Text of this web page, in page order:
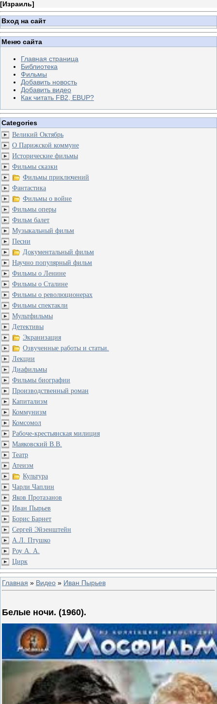
[Израиль]
Вход на сайт
Меню сайта
Главная страница
Библиотека
Фильмы
Добавить новость
Добавить видео
Как читать FB2, EBUP?
Categories
Великий Октябрь
О Парижской коммуне
Исторические фильмы
Фильмы сказки
Фильмы приключений
Фантастика
Фильмы о войне
Фильмы оперы
Фильм балет
Музыкальный фильм
Песни
Документальный фильм
Научно популярный фильм
Фильмы о Ленине
Фильмы о Сталине
Фильмы о революционерах
Фильмы спектакли
Мультфильмы
Детективы
Экранизация
Озвученные работы и статьи.
Лекции
Диафильмы
Фильмы биографии
Производственный роман
Капитализм
Коммунизм
Комсомол
Рабоче-крестьянская милиция
Маяковский В.В.
Театр
Атеизм
Культура
Чарли Чаплин
Яков Протазанов
Иван Пырьев
Борис Барнет
Сергей Эйзенштейн
А.Л. Птушко
Роу А. А.
Цирк
Главная » Видео » Иван Пырьев
Белые ночи. (1960).